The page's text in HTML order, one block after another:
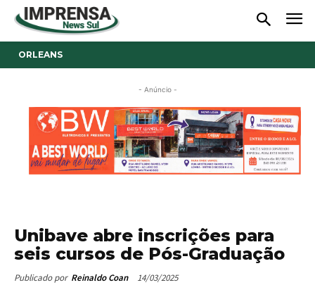
ORLEANS
- Anúncio -
Unibave abre inscrições para
seis cursos de Pós-Graduação
Publicado por Reinaldo Coan 14/03/2025